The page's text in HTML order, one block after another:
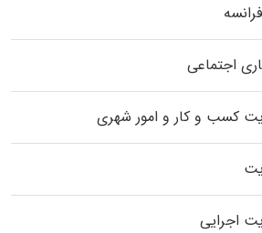
اجتماعی
کسب و کار و امور شهری
اجرایی